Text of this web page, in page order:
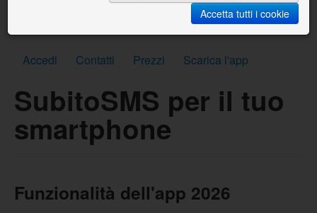
Accedi Contatti Prezzi Scarica l'app
Accetta tutti i cookie
SubitoSMS per il tuo
smartphone
Funzionalità dell'app 2026